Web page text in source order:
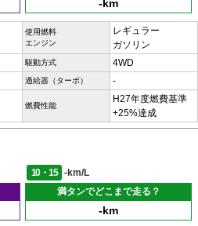
-km
使用燃料
エンジン
レギュラー
ガソリン
駆動方式 4WD
過給器（ターボ） -
燃費性能
H27年度燃費基準
+25%達成
10・15
-km/L
満タンでどこまで走る？
-km